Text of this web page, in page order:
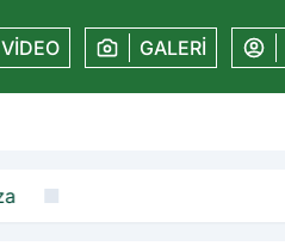
VİDEO GALERİ